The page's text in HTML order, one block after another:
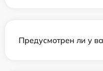
Предусмотрен ли у